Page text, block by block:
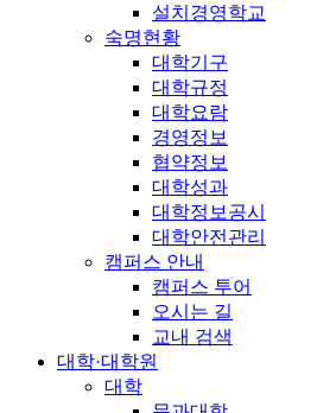
설치경영학교
숙명현황
대학기구
대학규정
대학요람
경영정보
협약정보
대학성과
대학정보공시
대학안전관리
캠퍼스 안내
캠퍼스 투어
오시는 길
교내 검색
대학·대학원
대학